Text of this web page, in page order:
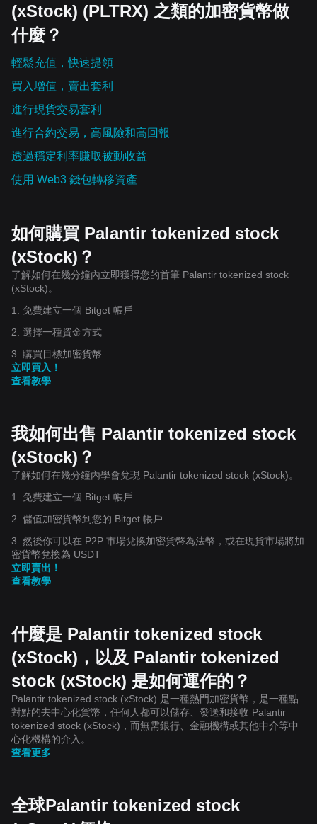
(xStock) (PLTRX) 之類的加密貨幣做
什麼？
輕鬆充值，快速提領
買入增值，賣出套利
進行現貨交易套利
進行合約交易，高風險和高回報
透過穩定利率賺取被動收益
使用 Web3 錢包轉移資產
如何購買 Palantir tokenized stock
(xStock)？
了解如何在幾分鐘內立即獲得您的首筆 Palantir tokenized stock
(xStock)。
1. 免費建立一個 Bitget 帳戶
2. 選擇一種資金方式
3. 購買目標加密貨幣
立即買入！
查看教學
我如何出售 Palantir tokenized stock
(xStock)？
了解如何在幾分鐘內學會兌現 Palantir tokenized stock (xStock)。
1. 免費建立一個 Bitget 帳戶
2. 儲值加密貨幣到您的 Bitget 帳戶
3. 然後你可以在 P2P 市場兌換加密貨幣為法幣，或在現貨市場將加
密貨幣兌換為 USDT
立即賣出！
查看教學
什麼是 Palantir tokenized stock
(xStock)，以及 Palantir tokenized
stock (xStock) 是如何運作的？
Palantir tokenized stock (xStock) 是一種熱門加密貨幣，是一種點
對點的去中心化貨幣，任何人都可以儲存、發送和接收 Palantir
tokenized stock (xStock)，而無需銀行、金融機構或其他中介等中
心化機構的介入。
查看更多
全球Palantir tokenized stock